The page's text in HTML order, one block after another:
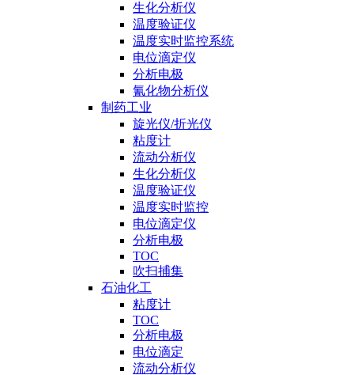
生化分析仪
温度验证仪
温度实时监控系统
电位滴定仪
分析电极
氰化物分析仪
制药工业
旋光仪/折光仪
粘度计
流动分析仪
生化分析仪
温度验证仪
温度实时监控
电位滴定仪
分析电极
TOC
吹扫捕集
石油化工
粘度计
TOC
分析电极
电位滴定
流动分析仪